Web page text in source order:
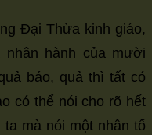
Đại Thừa kinh giáo,
hành của mười
báo, quả thì tất có
có thể nói cho rõ hết
mà nói một nhân tố